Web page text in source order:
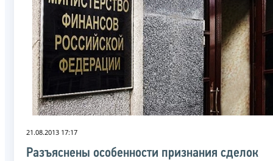
21.08.2013 17:17
Разъяснены особенности признания сделок